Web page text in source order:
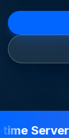
Server